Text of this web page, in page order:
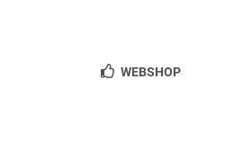
Kupában
Érdi VSE!
Érden
WEBSHOP